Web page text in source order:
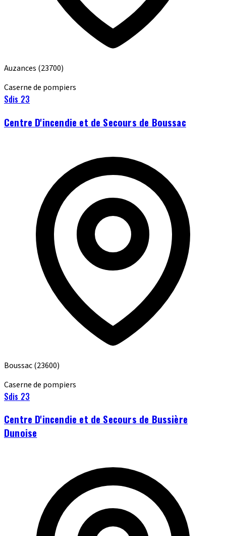
Auzances (23700)
Caserne de pompiers
Sdis 23
Centre D'incendie et de Secours de Boussac
Boussac(23600)
Caserne de pompiers
Sdis 23
Centre D'incendie et de Secours de Bussière
Dunoise